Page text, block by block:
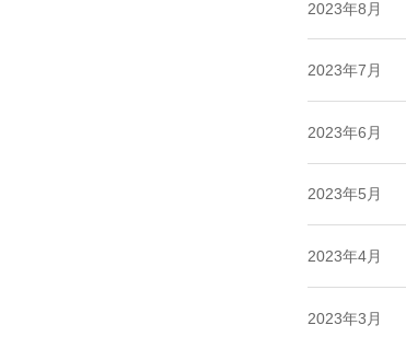
2023年8月
2023年7月
2023年6月
2023年5月
2023年4月
2023年3月